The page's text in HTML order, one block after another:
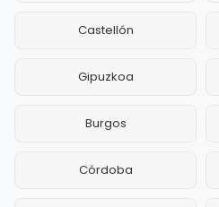
Castellón
Gipuzkoa
Burgos
Córdoba